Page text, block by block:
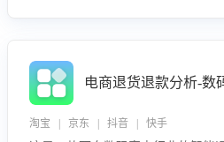
电商退货退款分析-数
淘宝 | 京东 | 抖音 | 快手